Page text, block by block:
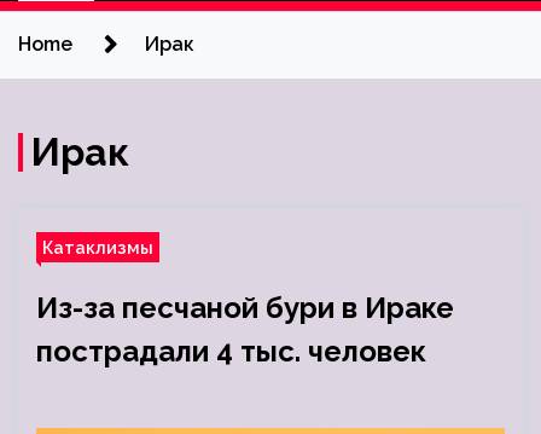
Home Ирак
Ирак
Катаклизмы
Из-за песчаной бури в Ираке
пострадали 4 тыс. человек